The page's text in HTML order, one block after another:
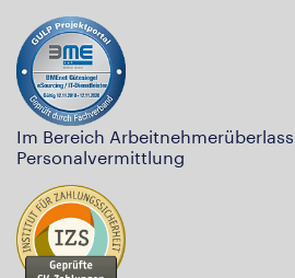
Im Bereich
Personalvermittlung